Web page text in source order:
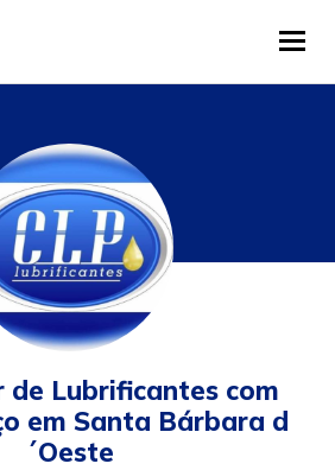
de Lubrificantes com
em Santa Bárbara d
´Oeste